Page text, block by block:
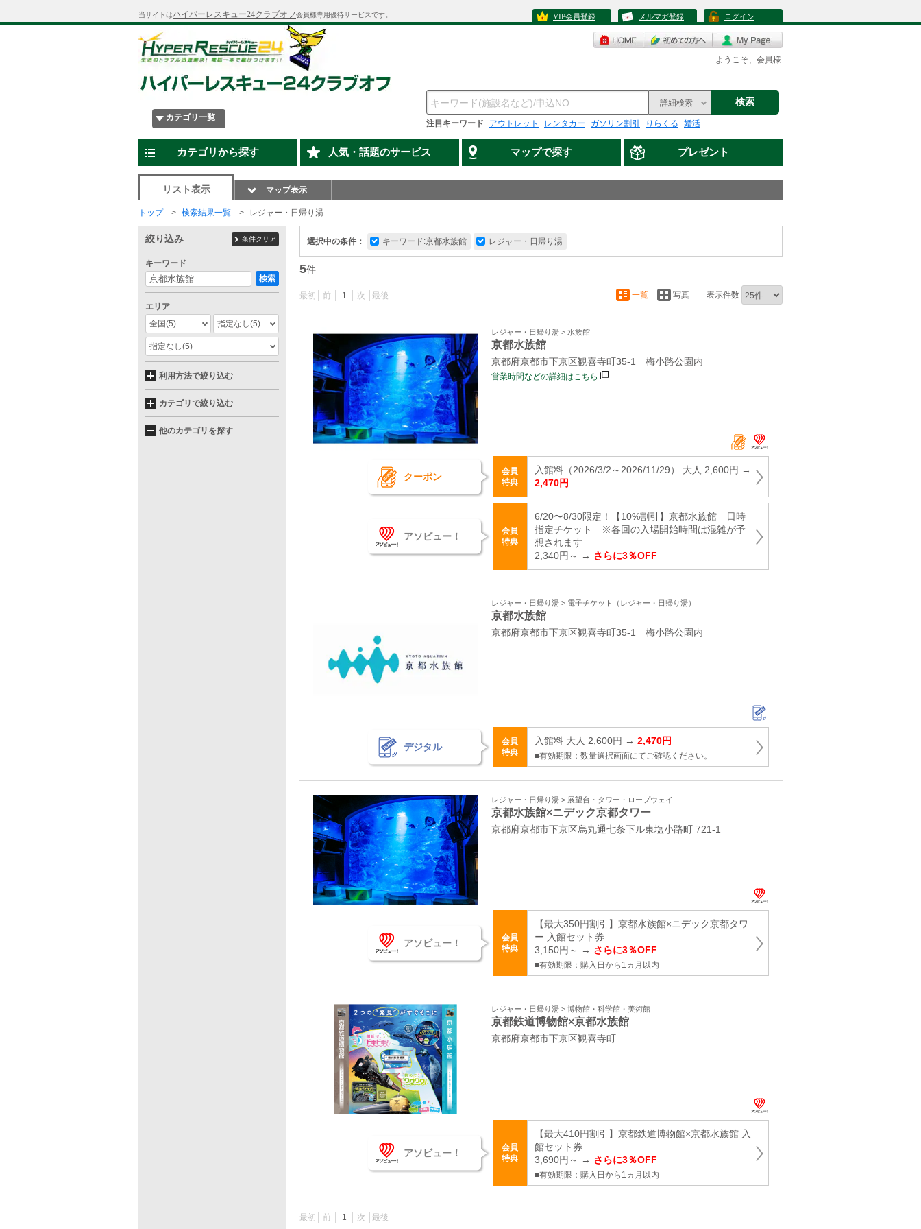
当サイトはハイパーレスキュー24クラブオフ会員様専用優待サービスです。 VIP会員登録 メルマガ登録 ログイン
ようこそ、会員様
カテゴリ一覧
詳細検索 検索
注目キーワード アウトレット レンタカー ガソリン割引 りらくる 婚活
カテゴリから探す 人気・話題のサービス マップで探す プレゼント
リスト表示 マップ表示
トップ 検索結果一覧 レジャー・日帰り湯
選択中の条件： キーワード:京都水族館 レジャー・日帰り湯
5件
最初 前 1 次 最後 一覧 写真 表示件数
レジャー・日帰り湯 > 水族館
京都水族館
京都府京都市下京区観喜寺町35‐1 梅小路公園内
営業時間などの詳細はこちら
クーポン
会員
特典
入館料（2026/3/2～2026/11/29） 大人 2,600円 →
2,470円
アソビュー！
会員
特典
6/20〜8/30限定！【10%割引】京都水族館 日時
指定チケット ※各回の入場開始時間は混雑が予
想されます
2,340円～ → さらに3％OFF
レジャー・日帰り湯 > 電子チケット（レジャー・日帰り湯）
京都水族館
京都府京都市下京区観喜寺町35‐1 梅小路公園内
デジタル
会員
特典
入館料 大人 2,600円 → 2,470円
■有効期限：数量選択画面にてご確認ください。
レジャー・日帰り湯 > 展望台・タワー・ロープウェイ
京都水族館×ニデック京都タワー
京都府京都市下京区烏丸通七条下ル東塩小路町 721-1
アソビュー！
会員
特典
【最大350円割引】京都水族館×ニデック京都タワ
ー 入館セット券
3,150円～ → さらに3％OFF
■有効期限：購入日から1ヵ月以内
レジャー・日帰り湯 > 博物館・科学館・美術館
京都鉄道博物館×京都水族館
京都府京都市下京区観喜寺町
アソビュー！
会員
特典
【最大410円割引】京都鉄道博物館×京都水族館 入
館セット券
3,690円～ → さらに3％OFF
■有効期限：購入日から1ヵ月以内
最初 前 1 次 最後
絞り込み 条件クリア
キーワード
検索
エリア
全国(5) 指定なし(5)
指定なし(5)
利用方法で絞り込む
カテゴリで絞り込む
他のカテゴリを探す